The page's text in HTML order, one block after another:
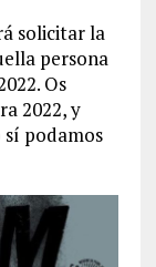
solicitar la
persona
Os
2022, y
sí podamos